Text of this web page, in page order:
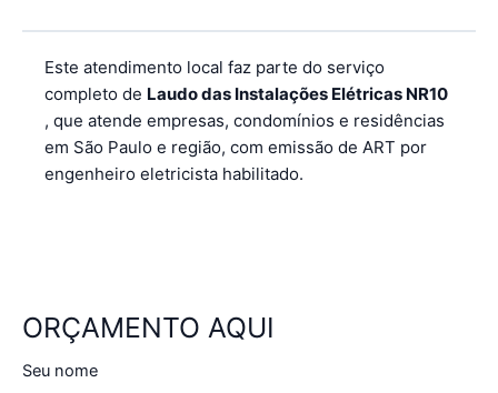
Este atendimento local faz parte do serviço
completo de Laudo das Instalações Elétricas NR10
, que atende empresas, condomínios e residências
em São Paulo e região, com emissão de ART por
engenheiro eletricista habilitado.
ORÇAMENTO AQUI
Seu nome